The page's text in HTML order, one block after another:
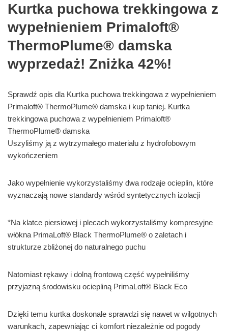
Kurtka puchowa trekkingowa z
wypełnieniem Primaloft®
ThermoPlume® damska
wyprzedaż! Zniżka 42%!
Sprawdź opis dla Kurtka puchowa trekkingowa z wypełnieniem
Primaloft® ThermoPlume® damska i kup taniej. Kurtka
trekkingowa puchowa z wypełnieniem Primaloft®
ThermoPlume® damska
Uszyliśmy ją z wytrzymałego materiału z hydrofobowym
wykończeniem
Jako wypełnienie wykorzystaliśmy dwa rodzaje ocieplin, które
wyznaczają nowe standardy wśród syntetycznych izolacji
*Na klatce piersiowej i plecach wykorzystaliśmy kompresyjne
włókna PrimaLoft® Black ThermoPlume® o zaletach i
strukturze zbliżonej do naturalnego puchu
Natomiast rękawy i dolną frontową część wypełniliśmy
przyjazną środowisku ociepliną PrimaLoft® Black Eco
Dzięki temu kurtka doskonale sprawdzi się nawet w wilgotnych
warunkach, zapewniając ci komfort niezależnie od pogody